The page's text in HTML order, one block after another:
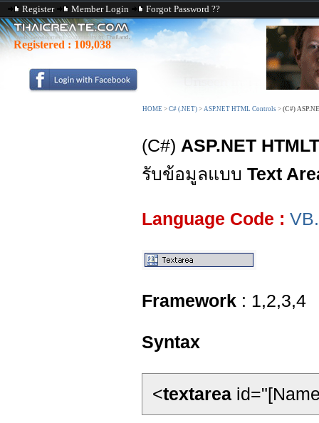
Register Member Login Forgot Password ??
Registered : 109,038
HOME > C# (.NET) > ASP.NET HTML Controls > (C#)
(C#) ASP.NET
รับข้อมูลแบบ Text
Language Code :
Framework : 1,2,3,4
Syntax
<textarea